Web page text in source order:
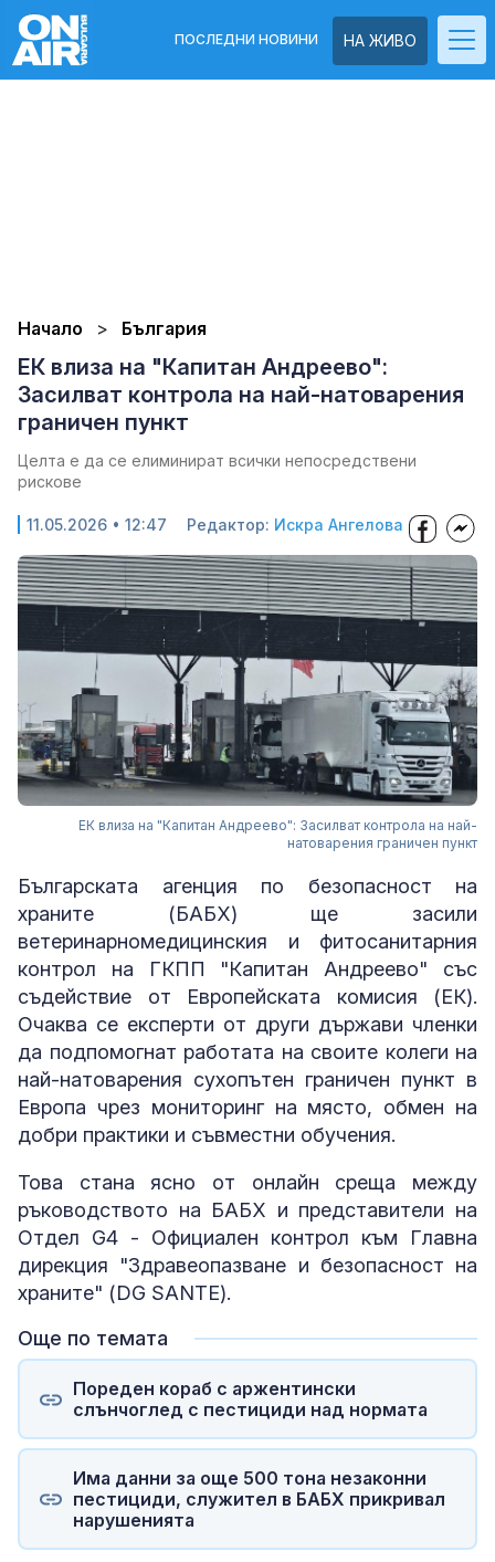
НА ЖИВО
ПОСЛЕДНИ НОВИНИ
Начало България
ЕК влиза на "Капитан Андреево":
Засилват контрола на най-натоварения
граничен пункт
Целта е да се елиминират всички непосредствени
рискове
11.05.2026 • 12:47 Редактор: Искра Ангелова
ЕК влиза на "Капитан Андреево": Засилват контрола на най-
натоварения граничен пункт
Българската агенция по безопасност на
храните (БАБХ) ще засили
ветеринарномедицинския и фитосанитарния
контрол на ГКПП "Капитан Андреево" със
съдействие от Европейската комисия (ЕК).
Очаква се експерти от други държави членки
да подпомогнат работата на своите колеги на
най-натоварения сухопътен граничен пункт в
Европа чрез мониторинг на място, обмен на
добри практики и съвместни обучения.
Това стана ясно от онлайн среща между
ръководството на БАБХ и представители на
Отдел G4 - Официален контрол към Главна
дирекция "Здравеопазване и безопасност на
храните" (DG SANTE).
Още по темата
Пореден кораб с аржентински
слънчоглед с пестициди над нормата
Има данни за още 500 тона незаконни
пестициди, служител в БАБХ прикривал
нарушенията